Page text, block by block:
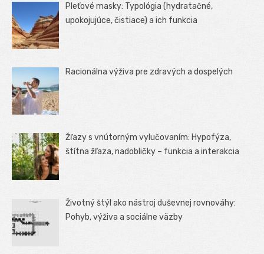
Pleťové masky: Typológia (hydratačné,
upokojujúce, čistiace) a ich funkcia
Racionálna výživa pre zdravých a dospelých
Žľazy s vnútorným vylučovaním: Hypofýza,
štítna žľaza, nadobličky – funkcia a interakcia
Životný štýl ako nástroj duševnej rovnováhy:
Pohyb, výživa a sociálne väzby